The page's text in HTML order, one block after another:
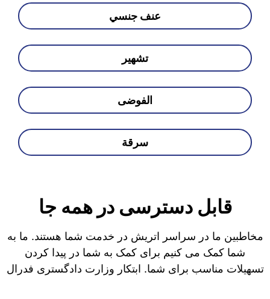
عنف جنسي
تشهير
الفوضى
سرقة
قابل دسترسی در همه جا
مخاطبین ما در سراسر اتریش در خدمت شما هستند. ما به
شما کمک می کنیم برای کمک به شما در پیدا کردن
تسهیلات مناسب برای شما. ابتکار وزارت دادگستری فدرال